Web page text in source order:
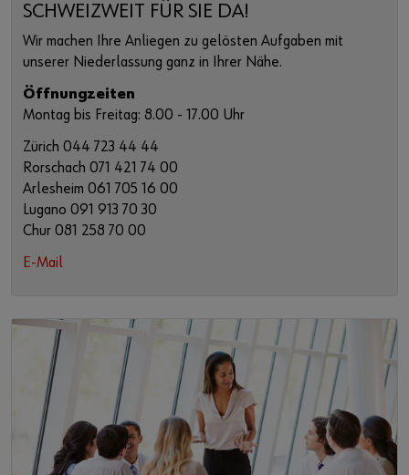
SCHWEIZWEIT FÜR SIE DA!
Wir machen Ihre Anliegen zu gelösten Aufgaben mit
unserer Niederlassung ganz in Ihrer Nähe.
Öffnungzeiten
Montag bis Freitag: 8.00 - 17.00 Uhr
Zürich 044 723 44 44
Rorschach 071 421 74 00
Arlesheim 061 705 16 00
Lugano 091 913 70 30
Chur 081 258 70 00
E-Mail